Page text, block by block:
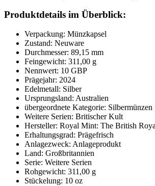
Produktdetails im Überblick:
Verpackung: Münzkapsel
Zustand: Neuware
Durchmesser: 89,15 mm
Feingewicht: 311,00 g
Nennwert: 10 GBP
Prägejahr: 2024
Edelmetall: Silber
Ursprungsland: Australien
übergeordnete Kategorie: Silbermünzen
Weitere Serien: Britischer Kult
Hersteller: Royal Mint: The British
Erhaltungsgrad: Prägefrisch
Anlagezweck: Anlageprodukt
Land: Großbritannien
Serie: Weitere Serien
Rohgewicht: 311,00 g
Stückelung: 10 oz